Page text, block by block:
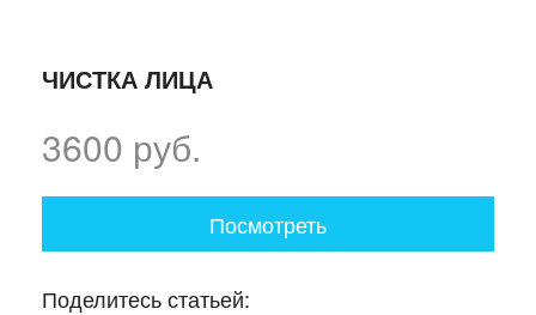
ЧИСТКА ЛИЦА
3600 руб.
Посмотреть
Поделитесь статьей: